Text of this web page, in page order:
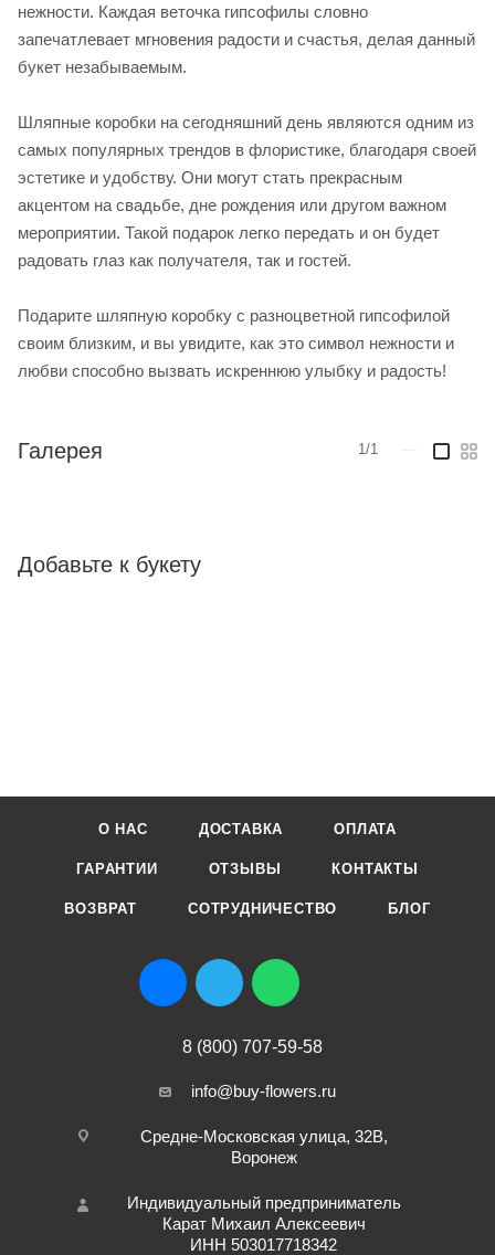
нежности. Каждая веточка гипсофилы словно
запечатлевает мгновения радости и счастья, делая данный
букет незабываемым.
Шляпные коробки на сегодняшний день являются одним из
самых популярных трендов в флористике, благодаря своей
эстетике и удобству. Они могут стать прекрасным
акцентом на свадьбе, дне рождения или другом важном
мероприятии. Такой подарок легко передать и он будет
радовать глаз как получателя, так и гостей.
Подарите шляпную коробку с разноцветной гипсофилой
своим близким, и вы увидите, как это символ нежности и
любви способно вызвать искреннюю улыбку и радость!
Галерея 1/1
Добавьте к букету
О НАС ДОСТАВКА ОПЛАТА
ГАРАНТИИ ОТЗЫВЫ КОНТАКТЫ
ВОЗВРАТ СОТРУДНИЧЕСТВО БЛОГ
8 (800) 707-59-58
info@buy-flowers.ru
Средне-Московская улица, 32В,
Воронеж
Индивидуальный предприниматель
Карат Михаил Алексеевич
ИНН 503017718342